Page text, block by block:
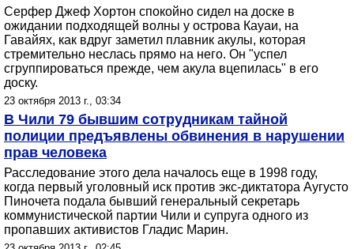
Серфер Джеф Хортон спокойно сидел на доске в
ожидании подходящей волны у острова Кауаи, на
Гавайях, как вдруг заметил плавник акулы, которая
стремительно неслась прямо на него. Он "успел
сгруппироваться прежде, чем акула вцепилась" в его
доску.
23 октября 2013 г., 03:34
В Чили 79 бывшим сотрудникам тайной
полиции предъявлены обвинения в нарушении
прав человека
Расследование этого дела началось еще в 1998 году,
когда первый уголовный иск против экс-диктатора Аугусто
Пиночета подала бывший генеральный секретарь
коммунистической партии Чили и супруга одного из
пропавших активистов Гладис Марин.